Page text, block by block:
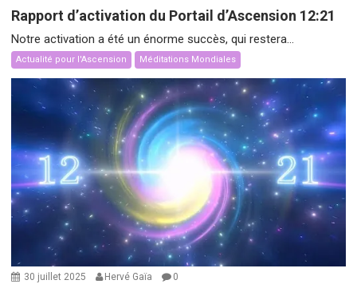
Rapport d’activation du Portail d’Ascension 12:21
Notre activation a été un énorme succès, qui restera...
Actualité pour l'Ascension Méditations Mondiales
30 juillet 2025 Hervé Gaïa 0